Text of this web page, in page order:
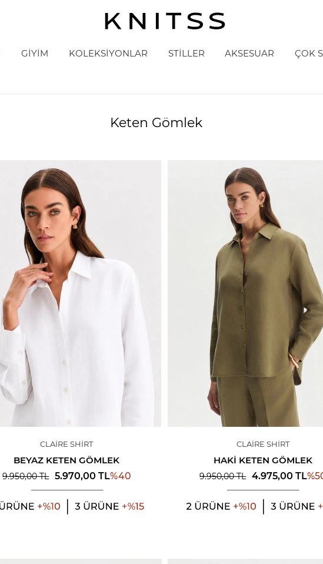
GİYİM KOLEKSİYONLAR STİLLER AKSESUAR ÇOK
Keten Gömlek
CLAIRE SHIRT
BEYAZ KETEN GÖMLEK
9.950,00TL 5.970,00 TL%40
CLAIRE SHIRT
HAKI KETEN GÖMLEK
9.950,00TL 4.975,00 TL%